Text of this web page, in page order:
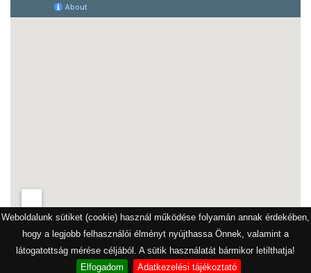
Weboldalunk sütiket (cookie) használ működése folyamán annak érdekében,
hogy a legjobb felhasználói élményt nyújthassa Önnek, valamint a
látogatottság mérése céljából. A sütik használatát bármikor letilthatja!
Elfogadom
Adatkezelési tájékoztató